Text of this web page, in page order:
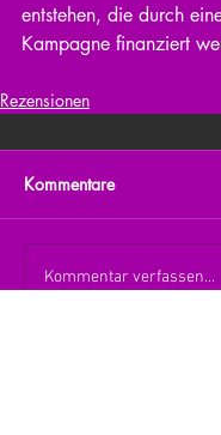
entstehen, die durch
Kampagne finanziert
Rezensionen
Kommentare
Kommentar verfassen...